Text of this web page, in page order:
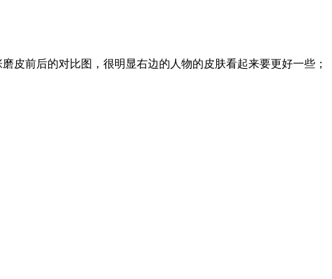
前后的对比图，很明显右边的人物的皮肤看起来要更好一些；